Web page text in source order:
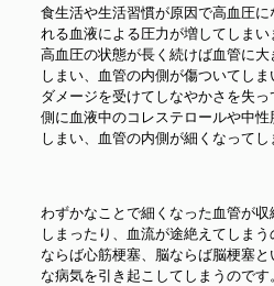
食生活や生活習慣が原因で高血圧
れる血液による圧力が増してしまい
高血圧の状態が長く続けば血管に
しまい、血管の内側が傷ついてしま
ダメージを受けてしなやかさを失
側に血液中のコレステロールや中
しまい、血管の内側が細くなってし
わずかなことで細くなった血管が
しまったり、血流が途絶えてしま
ならば心筋梗塞、脳ならば脳梗塞
な病気を引き起こしてしまうのです。